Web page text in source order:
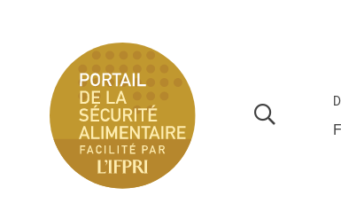
Aller au contenu principal